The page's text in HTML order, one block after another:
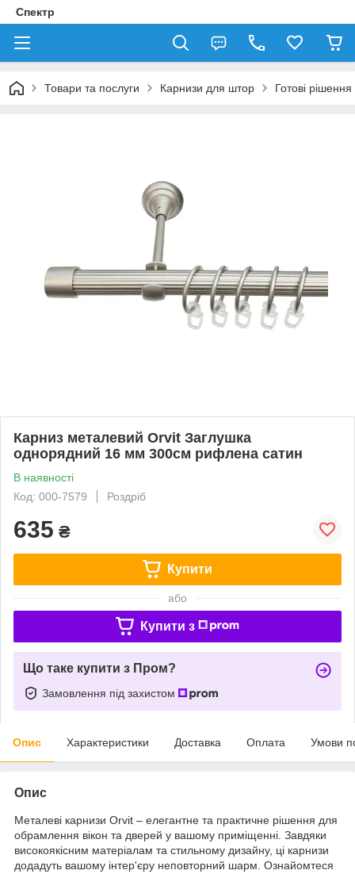
Спектр
Товари та послуги Карнизи для штор Готові рішення
Карниз металевий Orvit Заглушка
однорядний 16 мм 300см рифлена сатин
В наявності
Код: 000-7579
Роздріб
635 ₴
Купити
або
Купити з
Що таке купити з Пром?
Замовлення під захистом
Опис Характеристики Доставка Оплата Умови
Опис
Металеві карнизи Orvit – елегантне та практичне рішення для
обрамлення вікон та дверей у вашому приміщенні. Завдяки
високоякісним матеріалам та стильному дизайну, ці карнизи
додадуть вашому інтер'єру неповторний шарм. Ознайомтеся